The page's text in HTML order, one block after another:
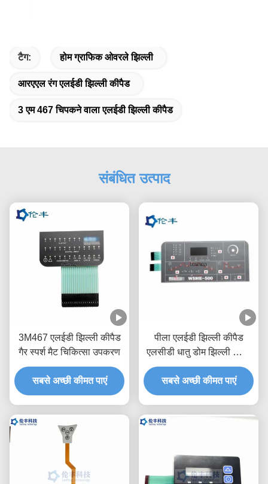
टैग: होम ग्राफिक ओवरले झिल्ली
आरएएल रंग एलईडी झिल्ली कीपैड
3 एम 467 चिपकने वाला एलईडी झिल्ली कीपैड
संबंधित उत्पाद
3M467 एलईडी झिल्ली कीपैड
गैर स्पर्श मैट चिकित्सा उपकरण
सबसे अच्छी कीमत पाएं
पीला एलईडी झिल्ली कीपैड
एलसीडी धातु डोम झिल्ली स्विच
कीबोर्ड
सबसे अच्छी कीमत पाएं